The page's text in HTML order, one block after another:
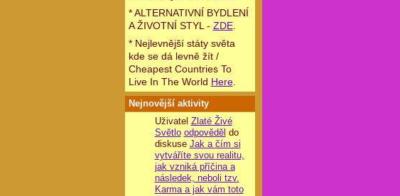
* ALTERNATIVNÍ BYDLENÍ
A ŽIVOTNÍ STYL - ZDE.
* Nejlevnější státy světa
kde se dá levně žít /
Cheapest Countries To
Live In The World Here.
Nejnovější aktivity
Uživatel Zlaté Živé
Světlo odpověděl do
diskuse Jak a čím si
vytváříte svou realitu,
jak vzniká příčina a
následek, neboli tzv.
Karma a jak vám toto